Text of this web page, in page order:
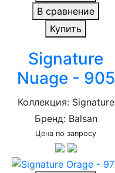
В сравнение
Купить
Signature
Nuage - 905
Коллекция: Signature
Бренд: Balsan
Цена по запросу